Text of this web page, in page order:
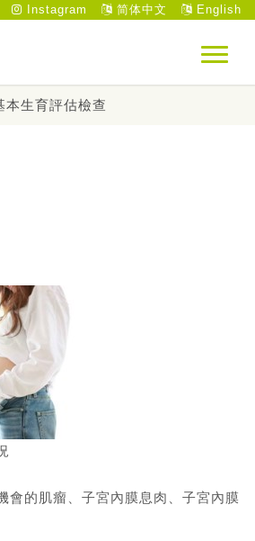
Instagram 简体中文 English
本生育評估檢查
會的肌瘤、子宮內膜息肉、子宮內膜